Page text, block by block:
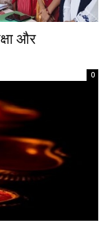
और
0